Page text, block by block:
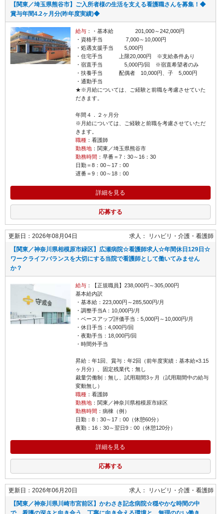
【関東／埼玉県熊谷市】ご入所者様の生活を支える看護職さんを募集！◆
賞与年間4.2ヶ月分(昨年度実績)◆
給与：・基本給 201,000～242,000円
・資格手当 7,000～10,000円
・処遇支援手当 5,000円
・住宅手当 上限20,000円 ※支給条件あり
・宿直手当 5,000円/回 ※宿直希望者のみ
・扶養手当 配偶者 10,000円、子 5,000円
・通勤手当
★※月給については、ご経験と前職を考慮させていた
だきます。
年間４．２ヶ月分
※月給については、ご経験と前職を考慮させていただ
きます。
職種：看護師
勤務地：関東／埼玉県熊谷市
勤務時間 ：早番＝7：30～16：30
日勤＝8：00～17：00
遅番＝9：00～18：00
詳細を見る
応募する
更新日：2026年08月04日 求人： リハビリ・介護
看護師
【関東／神奈川県相模原市緑区】広瀬病院☆看護師求人☆年間休日129日☆
ワークライフバランスを大切にする当院で看護師として働いてみません
か？
給与：【正規職員】238,000円～305,000円
基本給内訳
・基本給：223,000円～285,500円/月
・調整手当A：10,000円/月
・ベースアップ評価手当：5,000円～10,000円/月
・休日手当：4,000円/回
・夜勤手当：18,000円/回
・時間外手当
昇給：年1回、賞与：年2回（前年度実績：基本給×3.15
ヶ月分）、固定残業代：無し
裁量労働制：無し、試用期間3ヶ月（試用期間中の給与
変動無し）
職種：看護師
勤務地：関東／神奈川県相模原市緑区
勤務時間 ：病棟（例）
日勤：8：30～17：00（休憩60分）
夜勤：16：30～翌日9：00（休憩120分）
詳細を見る
応募する
更新日：2026年06月20日 求人： リハビリ・介護
看護師
【関東／神奈川県川崎市宮前区】かわさき記念病院☆穏やかな時間の中